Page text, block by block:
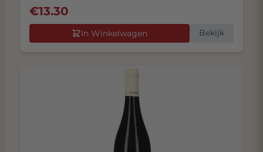
€13.30
In Winkelwagen Bekijk